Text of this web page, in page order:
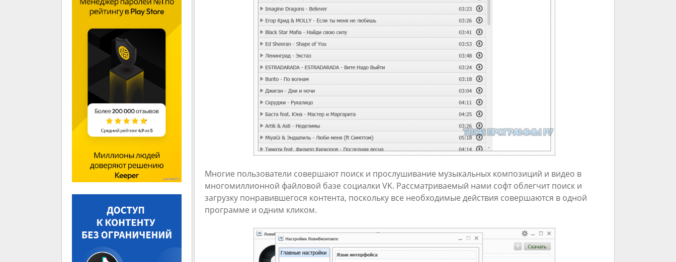
Многие пользователи совершают поиск и прослушивание музыкальных композиций и видео в
многомиллионной файловой базе социалки VK. Рассматриваемый нами софт облегчит поиск и
загрузку понравившегося контента, поскольку все необходимые действия совершаются в одной
программе и одним кликом.